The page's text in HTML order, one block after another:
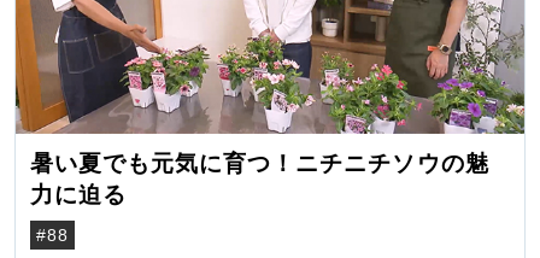
暑い夏でも元気に育つ！ニチニチソウの魅
力に迫る
#88